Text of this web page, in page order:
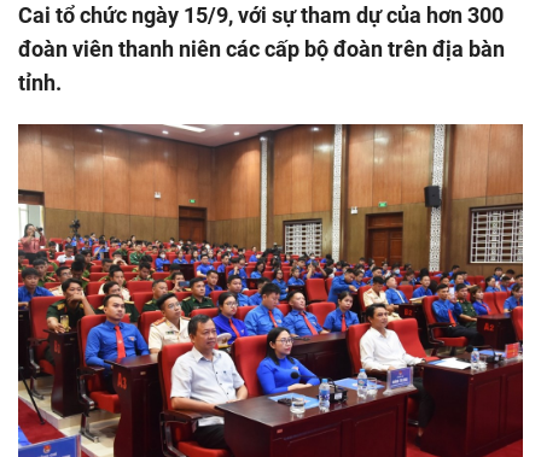
Cai tổ chức ngày 15/9, với sự tham dự của hơn 300
đoàn viên thanh niên các cấp bộ đoàn trên địa bàn
tỉnh.